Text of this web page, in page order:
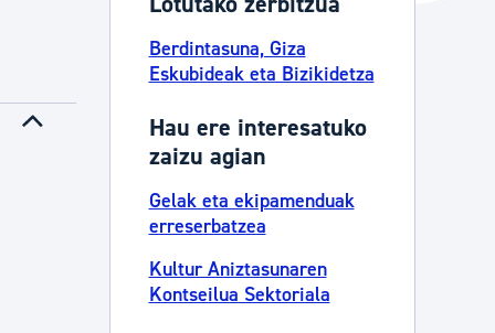
eta bizikidetza
Berdintasuna, Giza
Eskubideak eta Bizikidetza
Hau ere interesatuko
zaizu agian
Gelak eta ekipamenduak
erreserbatzea
Kultur Aniztasunaren
Kontseilua Sektoriala